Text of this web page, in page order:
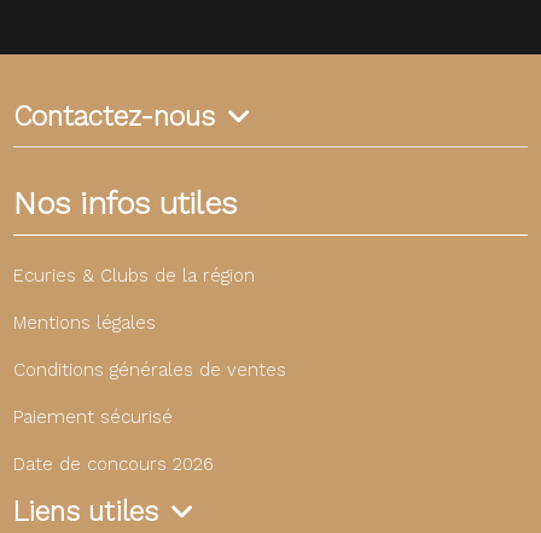
Contactez-nous
Nos infos utiles
Ecuries & Clubs de la région
Mentions légales
Conditions générales de ventes
Paiement sécurisé
Date de concours 2026
Liens utiles